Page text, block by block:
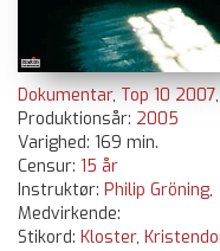
Dokumentar, Top 10 2007,
Produktionsår: 2005
Varighed: 169 min.
Censur: 15 år
Instruktør: Philip Gröning,
Medvirkende:
Stikord: Kloster,